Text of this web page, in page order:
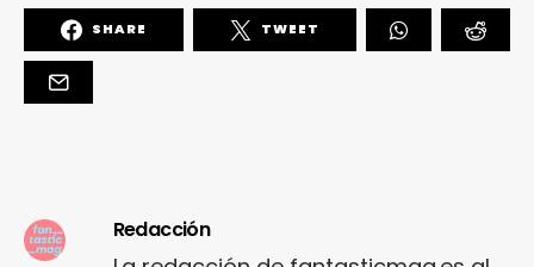
SHARE TWEET
Redacción